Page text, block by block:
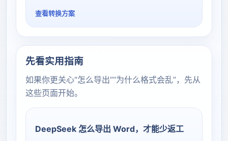
查看转换方案
先看实用指南
如果你更关心“怎么导出”“为什么格式会乱”，先从
这些页面开始。
DeepSeek 怎么导出 Word，才能少返工